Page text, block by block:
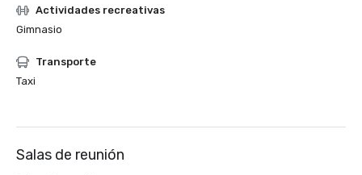
Actividades recreativas
Gimnasio
Transporte
Taxi
Salas de reunión